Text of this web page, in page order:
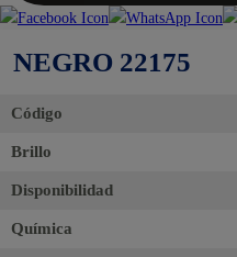
NEGRO 22175
Código
Brillo
Disponibilidad
Química